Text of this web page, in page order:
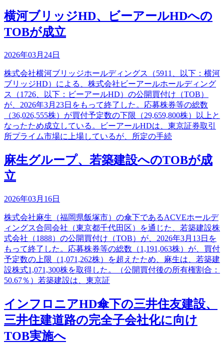
横河ブリッジHD、ビーアールHDへの
TOBが成立
2026年03月24日
株式会社横河ブリッジホールディングス（5911、以下：横河
ブリッジHD）による、株式会社ビーアールホールディング
ス（1726、以下：ビーアールHD）の公開買付け（TOB）
が、2026年3月23日をもって終了した。応募株券等の総数
（36,026,555株）が買付予定数の下限（29,659,800株）以上と
なったため成立している。ビーアールHDは、東京証券取引
所プライム市場に上場しているが、所定の手続
麻生グループ、若築建設へのTOBが成
立
2026年03月16日
株式会社麻生（福岡県飯塚市）の傘下であるACVEホールデ
ィングス合同会社（東京都千代田区）を通じた、若築建設株
式会社（1888）の公開買付け（TOB）が、2026年3月13日を
もって終了した。応募株券等の総数（1,191,063株）が、買付
予定数の上限（1,071,262株）を超えたため、麻生は、若築建
設株式1,071,300株を取得した。（公開買付後の所有権割合：
50.67％）若築建設は、東京証
インフロニアHD傘下の三井住友建設、
三井住建道路の完全子会社化に向け
TOB実施へ